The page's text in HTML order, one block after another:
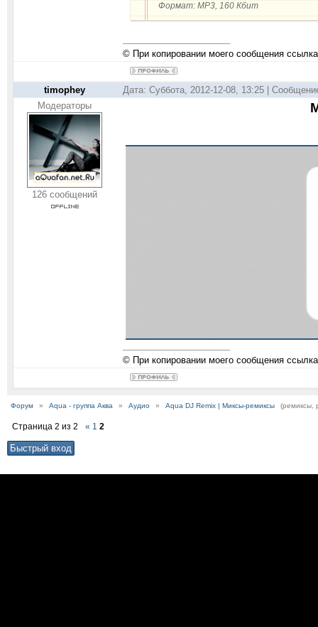
Формат: MP3, 160 Кбит
© При копировании моего сообщения
timophey
Дата: Суббота, 2012-12-08, 13:25 |
Модераторы
126 сообщений
© При копировании моего сообщения
Форум » Aqua - группа Аква » Аудио » Aqua DJ Remix | Миксы-ремиксы (ремиксы,
Страница 2 из 2 « 1 2